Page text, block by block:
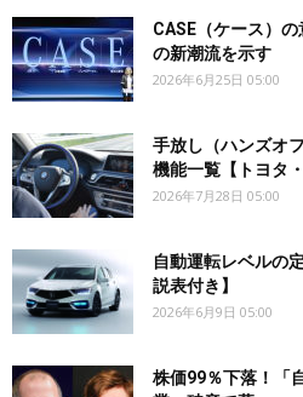
CASE（ケース）
の新潮流を示す
2026年6月25日 05:00
手放し（ハンズオ
機能一覧【トヨタ
2026年7月28日 05:00
自動運転レベルの
説表付き】
2026年6月9日 05:00
株価99％下落！「